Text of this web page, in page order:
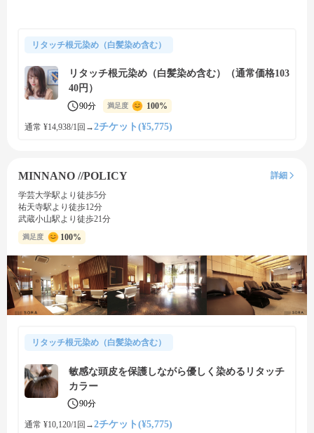
リタッチ根元染め（白髪染め含む）
リタッチ根元染め（白髪染め含む）（通常価格103
40円）
90分 満足度 100%
通常 ¥14,938/1回 →2チケット(¥5,775)
MINNANO //POLICY
詳細
学芸大学駅より徒歩5分
祐天寺駅より徒歩12分
武蔵小山駅より徒歩21分
満足度 100%
リタッチ根元染め（白髪染め含む）
敏感な頭皮を保護しながら優しく染めるリタッチ
カラー
90分
通常 ¥10,120/1回 →2チケット(¥5,775)